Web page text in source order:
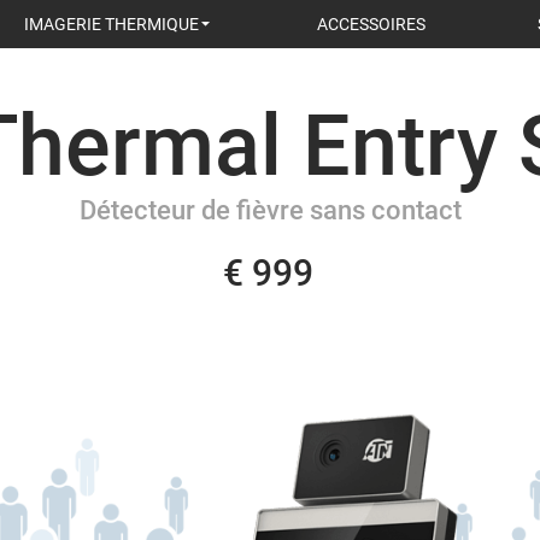
IMAGERIE THERMIQUE ACCESSOIRES
Entry
Détecteur de fièvre sans contact
€ 999